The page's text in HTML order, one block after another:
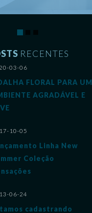
RECENTES
03-06
FLORAL PARA UM
AGRADÁVEL E
10-05
Linha New
Coleção
06-24
cadastrando